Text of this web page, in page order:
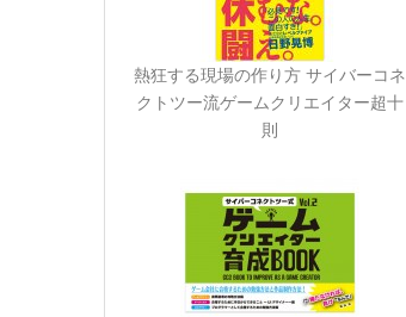
熱狂する現場の作り方 サイバーコネ
クトツー流ゲームクリエイター超十
則